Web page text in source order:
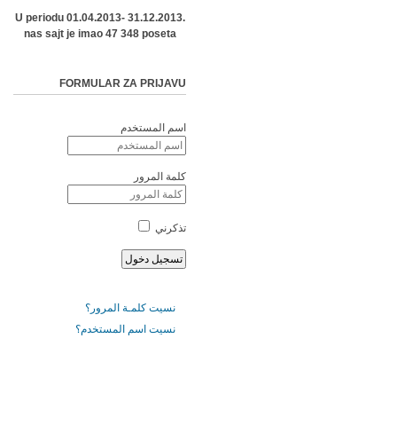
U periodu 01.04.2013- 31.12.2013.
nas sajt je imao 47 348 poseta
FORMULAR ZA PRIJAVU
اسم المستخدم
كلمة المرور
تذكرني
نسيت كلمـة المرور؟
نسيت اسم المستخدم؟